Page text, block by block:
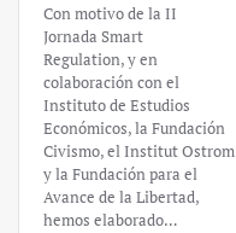
Con motivo de la II
Jornada Smart
Regulation, y en
colaboración con el
Instituto de Estudios
Económicos, la Fundación
Civismo, el Institut Ostrom
y la Fundación para el
Avance de la Libertad,
hemos elaborado…